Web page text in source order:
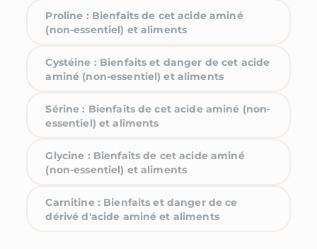
Proline : Bienfaits de cet acide aminé
(non-essentiel) et aliments
Cystéine : Bienfaits et danger de cet acide
aminé (non-essentiel) et aliments
Sérine : Bienfaits de cet acide aminé (non-
essentiel) et aliments
Glycine : Bienfaits de cet acide aminé
(non-essentiel) et aliments
Carnitine : Bienfaits et danger de ce
dérivé d'acide aminé et aliments